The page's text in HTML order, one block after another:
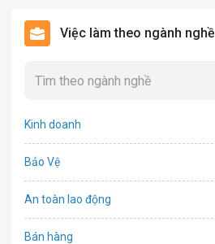
Việc làm theo ngành nghề
Kinh doanh
Bảo Vệ
An toàn lao động
Bán hàng